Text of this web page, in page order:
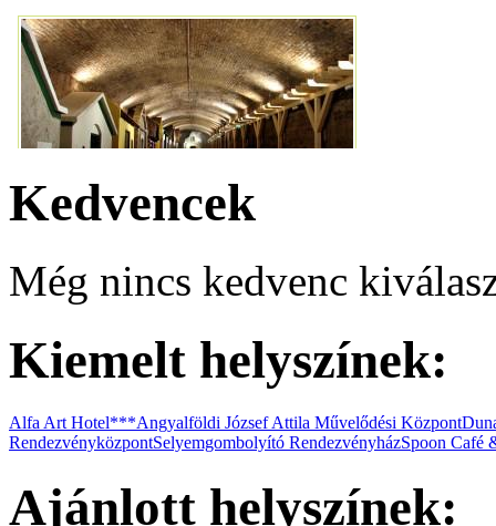
Budafok Borváros
Kedvencek
Még nincs kedvenc
Kiemelt helyszínek:
Alfa Art Hotel***Angyalföldi József Attila Művelődési Központ
RendezvényközpontSelyemgombolyító RendezvényházSpoon Café
Ajánlott helyszínek: